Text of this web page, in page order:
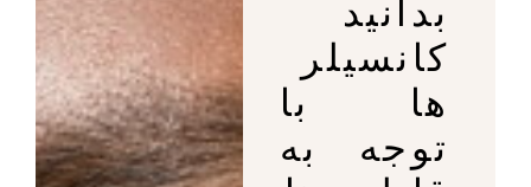
بدانید
کانسیلر
ها با
توجه به